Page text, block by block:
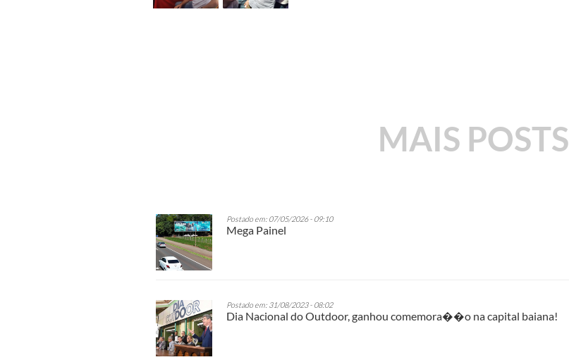
MAIS POSTS
Postado em: 07/05/2026 - 09:10
Mega Painel
Postado em: 31/08/2023 - 08:02
Dia Nacional do Outdoor, ganhou comemora��o na capital baiana!